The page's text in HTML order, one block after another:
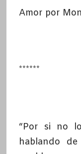
Amor por
******
“Por si no
hablando